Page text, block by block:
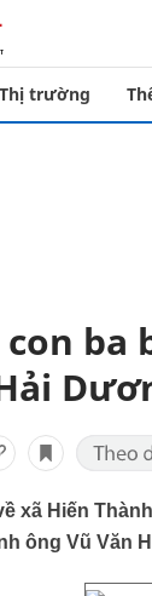
Thị trường
ba
xã Hiến
ông Vũ Văn